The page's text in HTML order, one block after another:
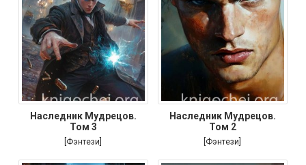
Наследник Мудрецов.
Том 3
[Фэнтези]
Наследник Мудрецов.
Том 2
[Фэнтези]